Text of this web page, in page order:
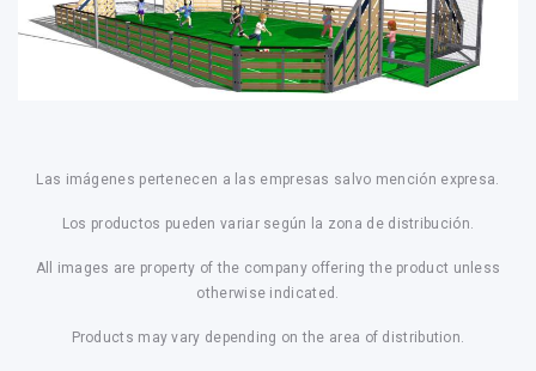
Las imágenes pertenecen a las empresas salvo mención expresa.
Los productos pueden variar según la zona de distribución.
All images are property of the company offering the product unless
otherwise indicated.
Products may vary depending on the area of distribution.